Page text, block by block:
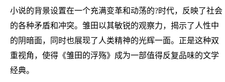
小说的背景设置在一个充满变革和动荡的?时代，反映了社会
的各种矛盾和冲突。雏田以其敏锐的观察力，揭示了人性中
的阴暗面，同时也展现了人类精神的光辉一面。正是这种双
重视角，使得《雏田的浮殇》成为一部值得反复品味的文学
经典。